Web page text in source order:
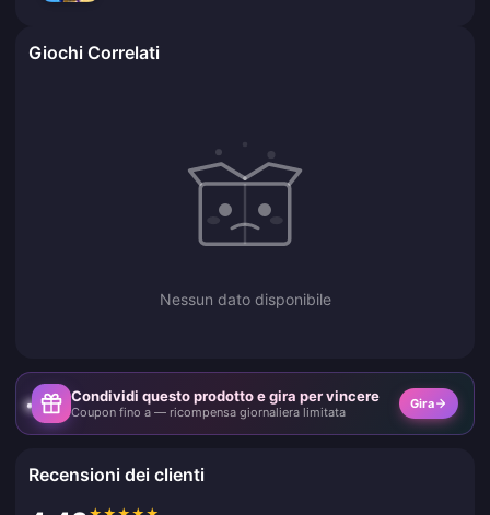
Giochi Correlati
Nessun dato disponibile
Condividi questo prodotto e gira per vincere
Coupon fino a — ricompensa giornaliera limitata
Gira
Recensioni dei clienti